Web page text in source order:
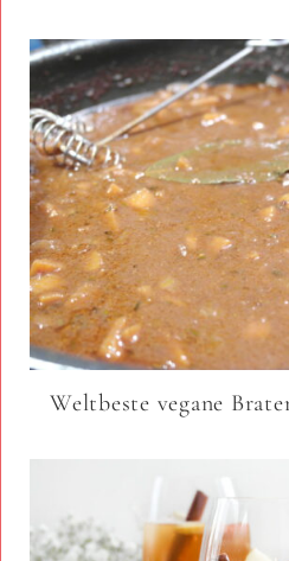
Weltbeste vegane